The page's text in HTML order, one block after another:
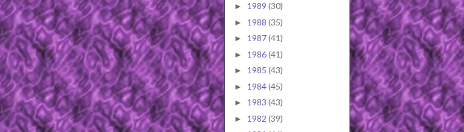
► 1989 (30)
► 1988 (35)
► 1987(41)
► 1986(41)
► 1985 (43)
► 1984(45)
► 1983 (43)
► 1982 (39)